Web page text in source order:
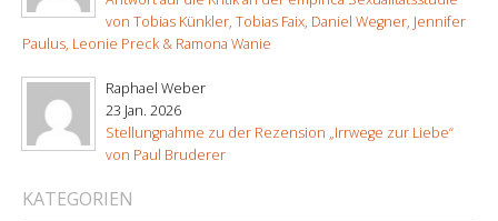
von Tobias Künkler, Tobias Faix, Daniel Wegner, Jennifer
Paulus, Leonie Preck & Ramona Wanie
Raphael Weber
23 Jan. 2026
Stellungnahme zu der Rezension „Irrwege zur Liebe“
von Paul Bruderer
KATEGORIEN